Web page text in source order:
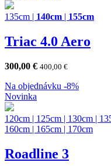
135cm | 140cm | 155cm
Triac 4.0 Aero
300,00 € 400,00 €
Na objednávku -8%
Novinka
120cm | 125cm | 130cm |
160cm | 165cm | 170cm
Roadline 3